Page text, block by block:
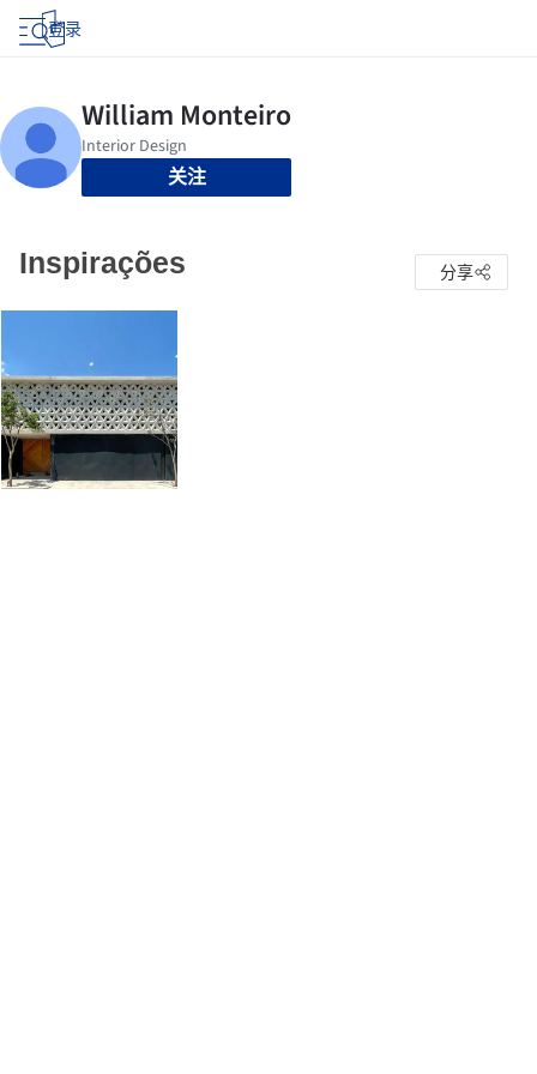
登录
关注
Inspirações 分享